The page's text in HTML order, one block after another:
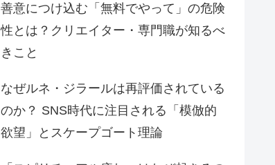
善意につけ込む「無料でやって」の危険
性とは？クリエイター・専門職が知るべ
きこと
なぜルネ・ジラールは再評価されている
のか？ SNS時代に注目される「模倣的
欲望」とスケープゴート理論